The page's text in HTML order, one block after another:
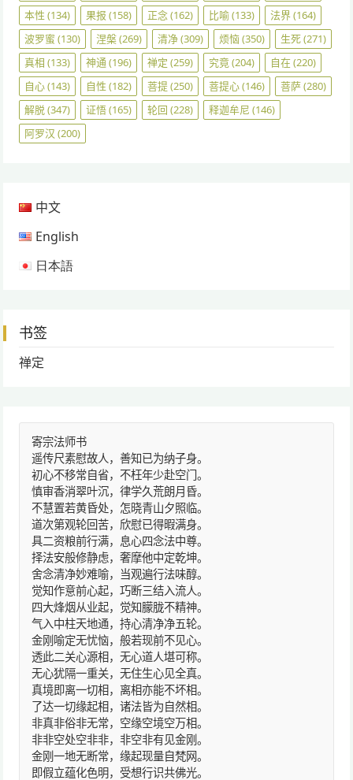
本性 (134) 果报 (158) 正念(162) 比喻(133) 法界(164)
波罗蜜 (130) 涅槃(269) 清净(309) 烦恼(350) 生死(271)
真相 (133) 神通 (196) 禅定 (259) 究竟(204) 自在(220)
自心(143) 自性 (182) 菩提(250) 菩提心(146) 菩萨(280)
解脱(347) 证悟(165) 轮回 (228) 释迦牟尼 (146)
阿罗汉 (200)
中文
English
日本語
书签
禅定
寄宗法师书
遥传尺素慰故人，善知已为纳子身。
初心不移常自省，不枉年少赴空门。
慎审香消翠叶沉，律学久荒朗月昏。
不慧置若黄昏处，怎晓青山夕照临。
道次第观轮回苦，欣慰已得暇满身。
具二资粮前行满，息心四念法中尊。
择法安般修静虑，奢摩他中定乾坤。
舍念清净妙难喻，当观遍行法味醇。
觉知作意前心起，巧断三结入流人。
四大烽烟从业起，觉知朦胧不精神。
气入中柱天地通，持心清净净五轮。
金刚喻定无忧恼，般若现前不见心。
透此二关心源相，无心道人堪可称。
无心犹隔一重关，无住生心见全真。
真境即离一切相，离相亦能不坏相。
了达一切缘起相，诸法皆为自然相。
非真非俗非无常，空缘空境空万相。
非非空处空非非，非空非有见金刚。
金刚一地无断常，缘起现量自梵网。
即假立蕴化色明，受想行识共佛光。